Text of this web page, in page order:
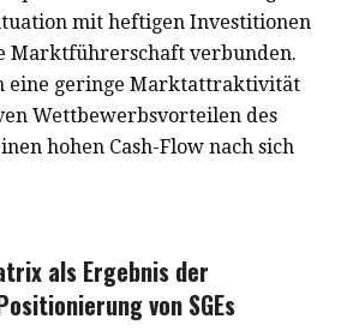
mit heftigen Investitionen
Marktführerschaft verbunden.
eine geringe Marktattraktivität
Wettbewerbsvorteilen des
hohen Cash-Flow nach sich
als Ergebnis der
von SGEs